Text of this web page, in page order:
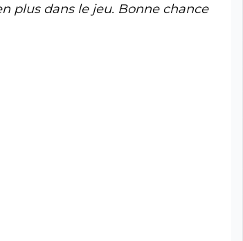
plus dans le jeu. Bonne chance